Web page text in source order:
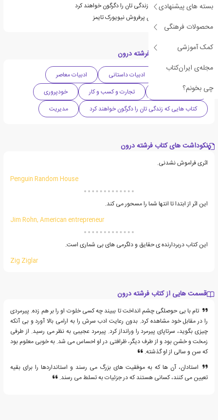
بسته های پیشنهادی
محصولات فرهنگی
کمک آموزشی
مجله‌ی ایران‌کتاب
چی بخونم؟
در فهرست کتاب هایی که زندگی تان را دگرگون خواهند کرد
کریس وایدنر از نویسندگان پرفروش نیویورک تایمز
دسته بندی های کتاب فرشته درون
ادبیات آمریکا ادبیات داستانی
ادبیات معاصر
دهه 2000 میلادی
تجارت و کسب و کار
خودپروری
کتاب هایی که زندگی تان را دگرگون خواهند کرد
مدیریت
نکوداشت های کتاب فرشته درون
اثری فراموش نشدنی.
Penguin Random House
این اثر از ابتدا تا انتها شما را مسحور می کند.
Jim Rohn, American entrepreneur
این کتاب دربردارنده ی حقایق و دلگرمی های بی شماری است.
Zig Ziglar
قسمت هایی از کتاب فرشته درون
تام با بی حوصلگی چشم انداخت تا ببیند چه کسی خلوت او را بر هم زده. پیرمردی
را در مقابل خود مشاهده کرد. بدون رعایت ادب سرش را به ارامی بالا آورد و بی آنکه
چیزی بگوید، سرتاپای پیرمرد را ورانداز کرد. پیرمرد عجیبی به نظر می رسید. از طرفی
زمخت و خشن بود و از طرف دیگر، ظرافتی در او احساس می شد. به خوبی معلوم بود
که سن و سالی از او گذشته.
استادان، آن ها که به موفقیت های بزرگ می رسند و استانداردها را برای بقیه
تعیین می کنند، کسانی هستند که در جزئیات به تسلط می رسند.